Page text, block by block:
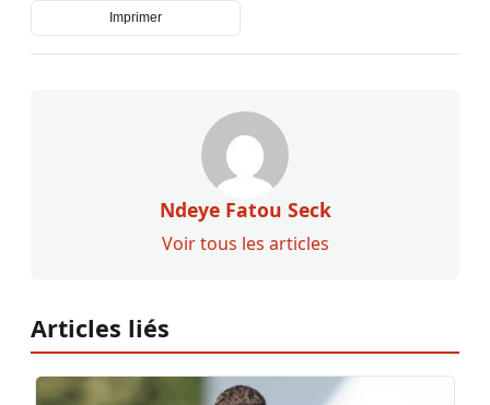
Imprimer
Ndeye Fatou Seck
Voir tous les articles
Articles liés